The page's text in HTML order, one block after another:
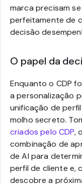
marca precisam
perfeitamente de
decisão
O papel da
Enquanto o CDP
a personalização
unificação de
molho secreto.
criados pelo CDP,
combinação de
de AI para
perfil de cliente e,
descobre a